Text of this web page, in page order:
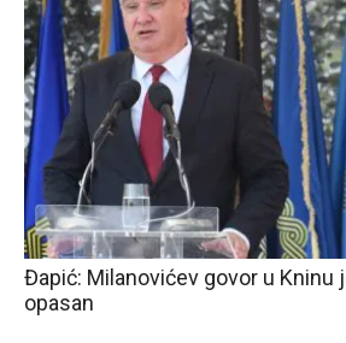
Đapić: Milanovićev govor u Kninu
opasan